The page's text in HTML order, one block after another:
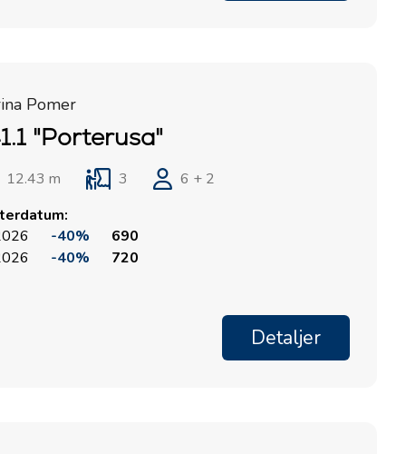
Pomer
"Porterusa"
12.43 m 3
6 + 2
-40%
690
-40% 720
Detaljer